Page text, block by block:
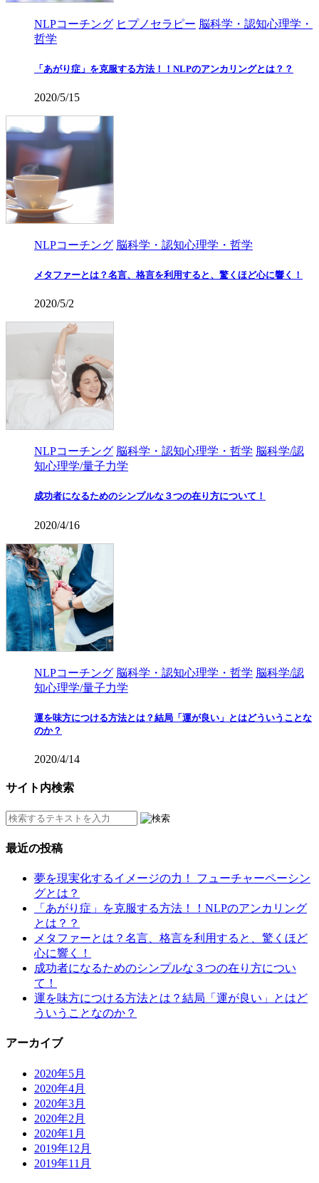
NLPコーチング ヒプノセラピー 脳科学・認知心理学・
哲学
「あがり症」を克服する方法！！NLPのアンカリングとは？？
2020/5/15
NLPコーチング 脳科学・認知心理学・哲学
メタファーとは？名言、格言を利用すると、驚くほど心に響く！
2020/5/2
NLPコーチング 脳科学・認知心理学・哲学 脳科学/認
知心理学/量子力学
成功者になるためのシンプルな３つの在り方について！
2020/4/16
NLPコーチング 脳科学・認知心理学・哲学 脳科学/認
知心理学/量子力学
運を味方につける方法とは？結局「運が良い」とはどういうことな
のか？
2020/4/14
サイト内検索
最近の投稿
夢を現実化するイメージの力！ フューチャーペーシン
グとは？
「あがり症」を克服する方法！！NLPのアンカリング
とは？？
メタファーとは？名言、格言を利用すると、驚くほど
心に響く！
成功者になるためのシンプルな３つの在り方につい
て！
運を味方につける方法とは？結局「運が良い」とはど
ういうことなのか？
アーカイブ
2020年5月
2020年4月
2020年3月
2020年2月
2020年1月
2019年12月
2019年11月